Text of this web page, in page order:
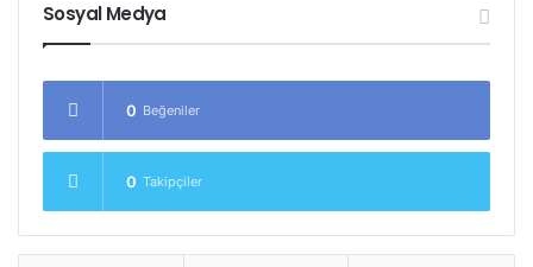
Sosyal Medya
0 Beğeniler
0 Takipçiler